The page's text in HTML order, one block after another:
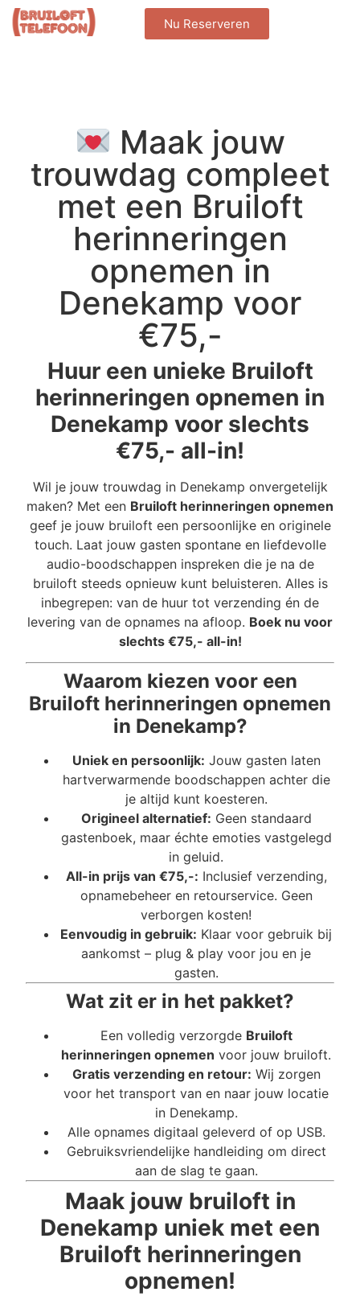
Nu Reserveren
Maak jouw
trouwdag compleet
met een Bruiloft
herinneringen
opnemen in
Denekamp voor
€75,-
Huur een unieke Bruiloft
herinneringen opnemen in
Denekamp voor slechts
€75,- all-in!
Wil je jouw trouwdag in Denekamp onvergetelijk
maken? Met een Bruiloft herinneringen opnemen
geef je jouw bruiloft een persoonlijke en originele
touch. Laat jouw gasten spontane en liefdevolle
audio-boodschappen inspreken die je na de
bruiloft steeds opnieuw kunt beluisteren. Alles is
inbegrepen: van de huur tot verzending én de
levering van de opnames na afloop. Boek nu voor
slechts €75,- all-in!
Waarom kiezen voor een
Bruiloft herinneringen opnemen
in Denekamp?
Uniek en persoonlijk: Jouw gasten laten
hartverwarmende boodschappen achter die
je altijd kunt koesteren.
Origineel alternatief: Geen standaard
gastenboek, maar échte emoties vastgelegd
in geluid.
All-in prijs van €75,-: Inclusief verzending,
opnamebeheer en retourservice. Geen
verborgen kosten!
Eenvoudig in gebruik: Klaar voor gebruik bij
aankomst – plug & play voor jou en je
gasten.
Wat zit er in het pakket?
Een volledig verzorgde Bruiloft
herinneringen opnemen voor jouw bruiloft.
Gratis verzending en retour: Wij zorgen
voor het transport van en naar jouw locatie
in Denekamp.
Alle opnames digitaal geleverd of op USB.
Gebruiksvriendelijke handleiding om direct
aan de slag te gaan.
Maak jouw bruiloft in
Denekamp uniek met een
Bruiloft herinneringen
opnemen!